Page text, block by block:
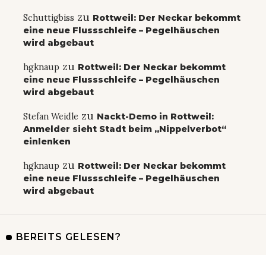
Schuttigbiss zu Rottweil: Der Neckar bekommt
eine neue Flussschleife – Pegelhäuschen
wird abgebaut
hgknaup zu Rottweil: Der Neckar bekommt
eine neue Flussschleife – Pegelhäuschen
wird abgebaut
Stefan Weidle zu Nackt-Demo in Rottweil:
Anmelder sieht Stadt beim „Nippelverbot“
einlenken
hgknaup zu Rottweil: Der Neckar bekommt
eine neue Flussschleife – Pegelhäuschen
wird abgebaut
BEREITS GELESEN?